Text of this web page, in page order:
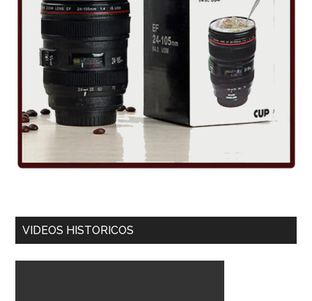
VIDEOS HISTORICOS